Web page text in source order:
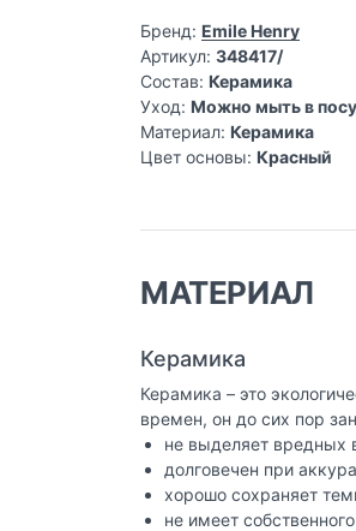
Бренд: Emile Henry
Артикул: 348417/
Состав: Керамика
Уход: Можно мыть в
Материал: Керамика
Цвет основы: Красный
МАТЕРИАЛ
Керамика
Керамика – это
времен, он до сих пор
не выделяет вредных
долговечен при
хорошо сохраняет
не имеет